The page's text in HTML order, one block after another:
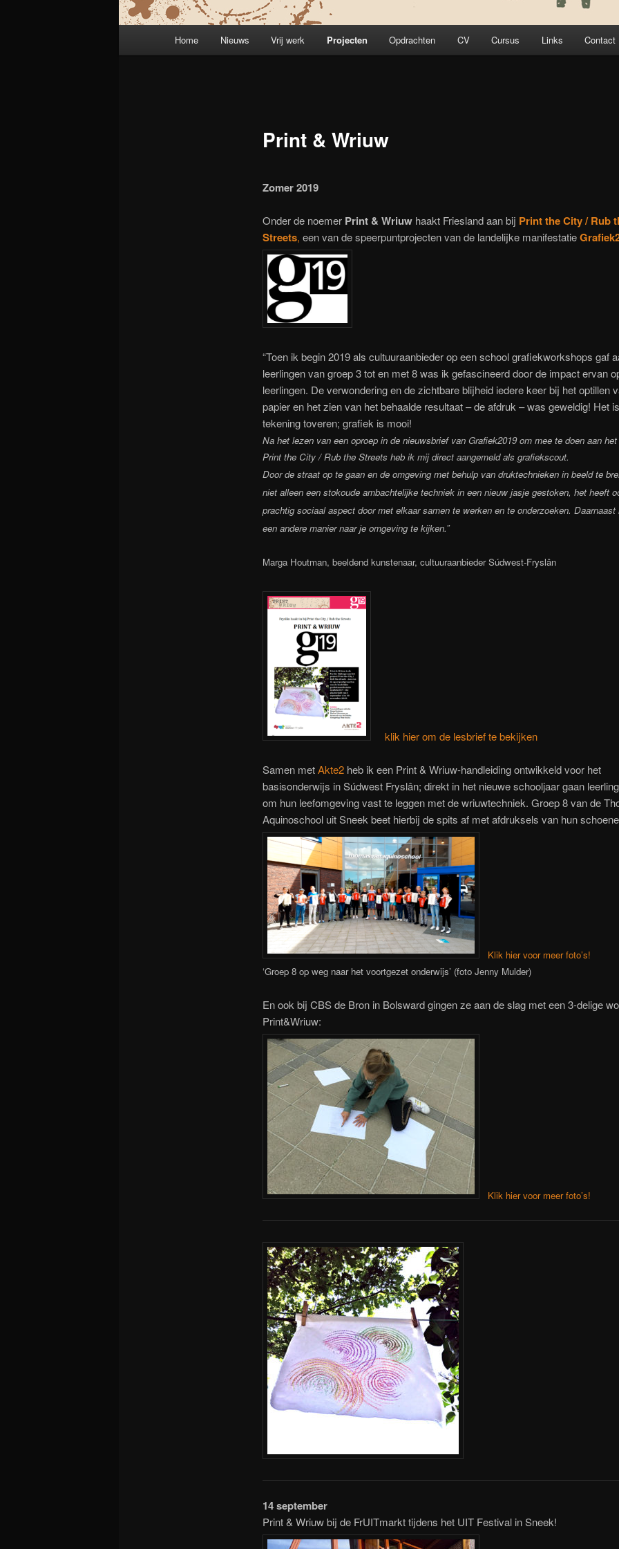
Home Nieuws Vrij werk Projecten Opdrachten CV Cursus Links Contact
Print & Wriuw
Zomer 2019
Onder de noemer Print & Wriuwhaakt Friesland aan bij Print the City / Rub
Streets, een van de speerpuntprojecten van de landelijke manifestatie
“Toen ik begin 2019 als cultuuraanbieder op een school grafiekworkshops gaf
leerlingen van groep 3 tot en met 8 was ik gefascineerd door de impact ervan
leerlingen. De verwondering en de zichtbare blijheid iedere keer bij het optillen
papier en het zien van het behaalde resultaat – de afdruk – was geweldig! Het
tekening toveren; grafiek is mooi!
Na het lezen van een oproep in de nieuwsbrief van Grafiek2019 om mee te doen aan
Print the City / Rub the Streets heb ik mij direct aangemeld als grafiekscout.
Door de straat op te gaan en de omgeving met behulp van druktechnieken in beeld te
niet alleen een stokoude ambachtelijke techniek in een nieuw jasje gestoken, het heeft
prachtig sociaal aspect door met elkaar samen te werken en te onderzoeken. Daarnaast
een andere manier naar je omgeving te kijken.”
Marga Houtman, beeldend kunstenaar, cultuuraanbieder Súdwest-Fryslân
klik hier om de lesbrief te bekijken
Samen metAkte2heb ik een Print & Wriuw-handleiding ontwikkeld voor het
basisonderwijs in Súdwest Fryslân; direkt in het nieuwe schooljaar gaan
om hun leefomgeving vast te leggen met de wriuwtechniek. Groep 8 van de
Aquinoschool uit Sneek beet hierbij de spits af met afdruksels van hun
Klik hier voor meer foto’s!
‘Groep 8 op weg naar het voortgezet onderwijs’ (foto Jenny Mulder)
En ook bij CBS de Bron in Bolsward gingen ze aan de slag met een 3-delige
Print&Wriuw:
Klik hier voor meer foto’s!
14 september
Print & Wriuw bij de FrUITmarkt tijdens het UIT Festival in Sneek!